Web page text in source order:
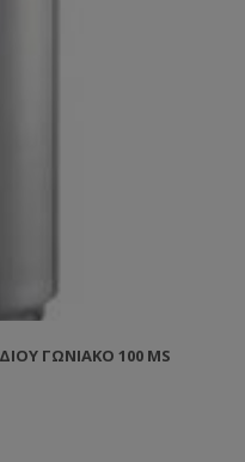
ΓΩΝΙΑΚΌ 100 MS